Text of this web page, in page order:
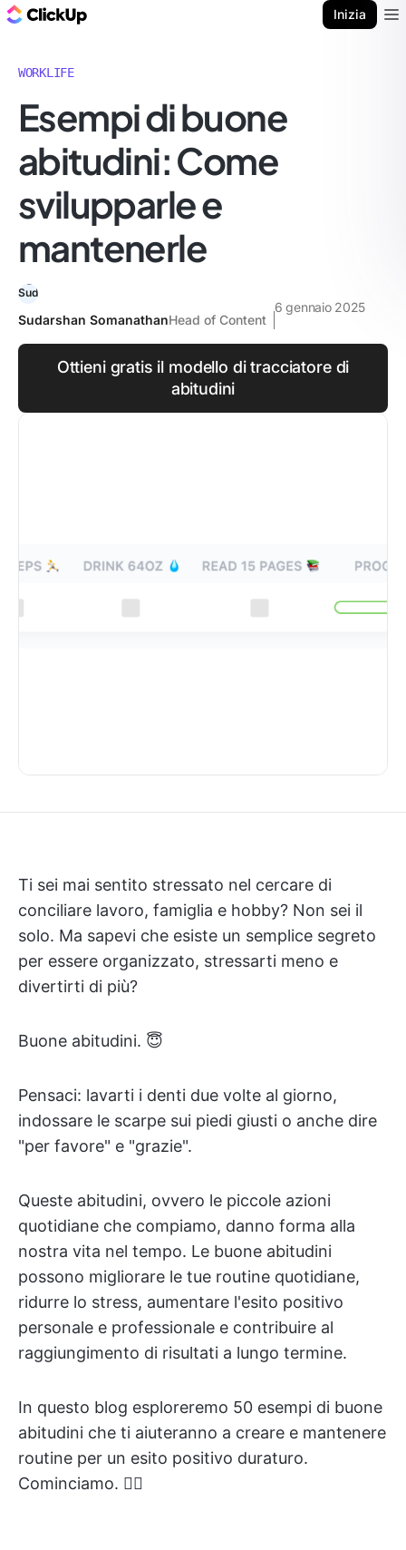
Inizia
WORKLIFE
Esempi di buone
abitudini: Come
svilupparle e
mantenerle
Sudarshan SomanathanHead of Content
6 gennaio 2025
Ottieni gratis il modello di tracciatore di
abitudini
Ti sei mai sentito stressato nel cercare di
conciliare lavoro, famiglia e hobby? Non sei il
solo. Ma sapevi che esiste un semplice segreto
per essere organizzato, stressarti meno e
divertirti di più?
Buone abitudini. 😇
Pensaci: lavarti i denti due volte al giorno,
indossare le scarpe sui piedi giusti o anche dire
"per favore" e "grazie".
Queste abitudini, ovvero le piccole azioni
quotidiane che compiamo, danno forma alla
nostra vita nel tempo. Le buone abitudini
possono migliorare le tue routine quotidiane,
ridurre lo stress, aumentare l'esito positivo
personale e professionale e contribuire al
raggiungimento di risultati a lungo termine.
In questo blog esploreremo 50 esempi di buone
abitudini che ti aiuteranno a creare e mantenere
routine per un esito positivo duraturo.
Cominciamo. 🏃‍♀️